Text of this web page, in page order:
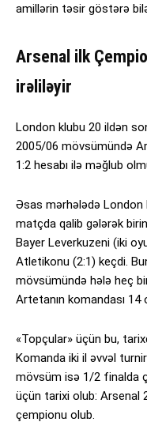
amillərin təsir göstərə
Arsenal ilk
irəliləyir
London klubu 20 ildən
2005/06 mövsümündə
1:2 hesabı ilə məğlub
Əsas mərhələdə
matçda qalib gələrək
Bayer Leverkuzeni (iki
Atletikonu (2:1) keçdi.
mövsümündə hələ heç
Artetanın komandası 14
«Topçular» üçün bu,
Komanda iki il əvvəl
mövsüm isə 1/2 finalda
üçün tarixi olub: Arsenal
çempionu olub.